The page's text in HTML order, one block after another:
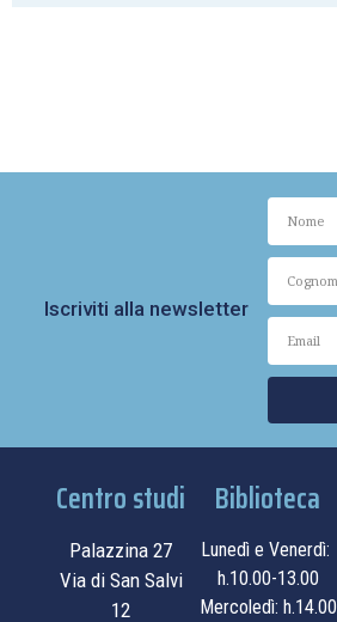
Iscriviti alla newsletter
Centro studi
Palazzina 27
Via di San Salvi
12
Biblioteca
Lunedì e Venerdì:
h.10.00-13.00
Mercoledì: h.14.00